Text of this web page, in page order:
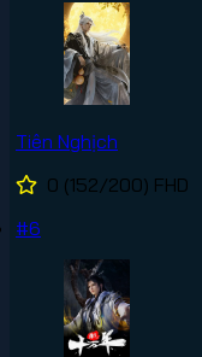
Tiên Nghịch
0 (152/200) FHD
#6